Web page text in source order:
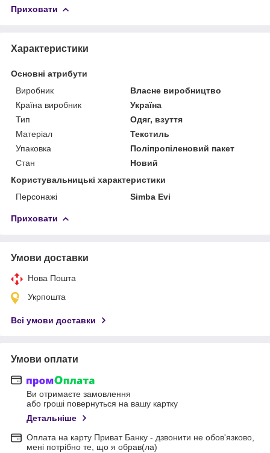
Приховати
Характеристики
Основні атрибути
Виробник
Власне виробництво
Країна виробник
Україна
Тип
Одяг, взуття
Матеріал
Текстиль
Упаковка
Поліпропіленовий пакет
Стан
Новий
Користувальницькі характеристики
Персонажі
Simba Evi
Приховати
Умови доставки
Нова Пошта
Укрпошта
Всі умови доставки
Умови оплати
Ви отримаєте замовлення
або гроші повернуться на вашу картку
Детальніше
Оплата на карту Приват Банку - дзвонити не обов'язково,
мені потрібно те, що я обрав(ла)